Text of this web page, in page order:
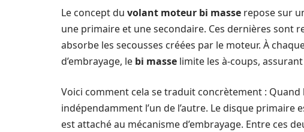
Le concept du volant moteur bi masse repose sur
une primaire et une secondaire. Ces dernières sont
absorbe les secousses créées par le moteur. À
d’embrayage, le bi masse limite les à-coups,
Voici comment cela se traduit concrètement :
indépendamment l’un de l’autre. Le disque
est attaché au mécanisme d’embrayage. Entre ces